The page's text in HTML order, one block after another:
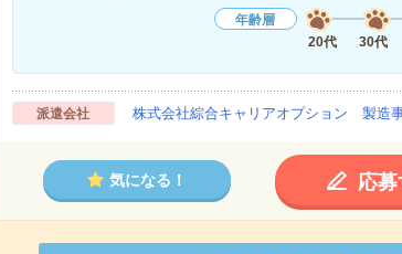
年齢層
20代
30代
派遣会社 株式会社綜合キャリアオプション 製造事
気になる！ 応募